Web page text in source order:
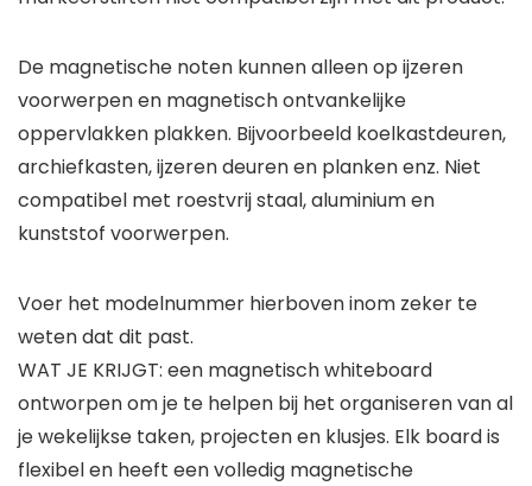
De magnetische noten kunnen alleen op ijzeren
voorwerpen en magnetisch ontvankelijke
oppervlakken plakken. Bijvoorbeeld koelkastdeuren,
archiefkasten, ijzeren deuren en planken enz. Niet
compatibel met roestvrij staal, aluminium en
kunststof voorwerpen.
Voer het modelnummer hierboven inom zeker te
weten dat dit past.
WAT JE KRIJGT: een magnetisch whiteboard
ontworpen om je te helpen bij het organiseren van al
je wekelijkse taken, projecten en klusjes. Elk board is
flexibel en heeft een volledig magnetische